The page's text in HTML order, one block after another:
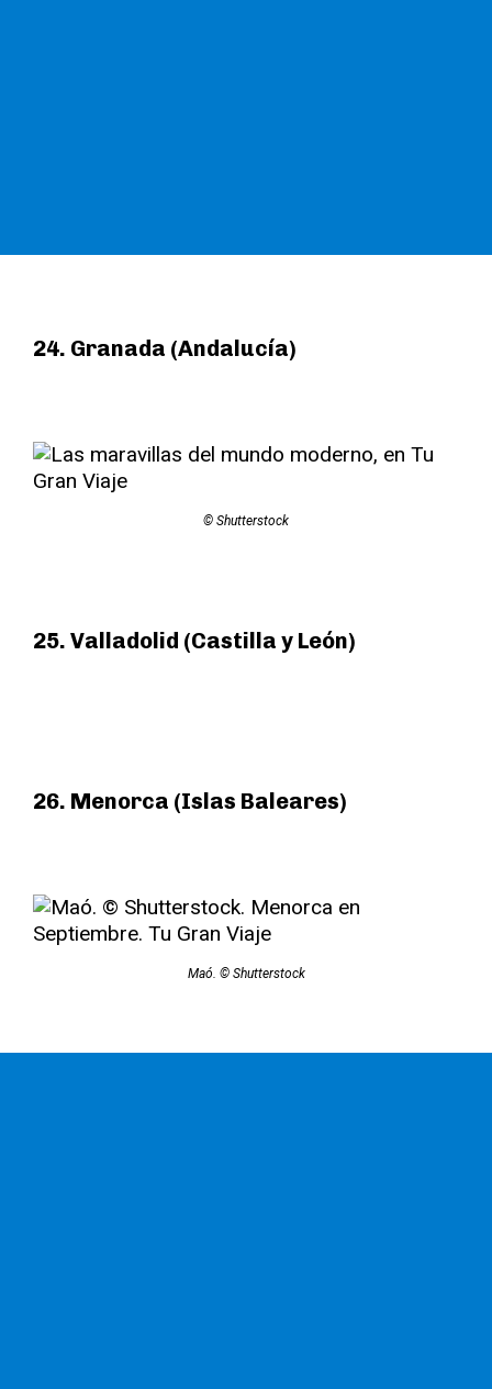
24. Granada (Andalucía)
© Shutterstock
25. Valladolid (Castilla y León)
26. Menorca (Islas Baleares)
Maó. © Shutterstock